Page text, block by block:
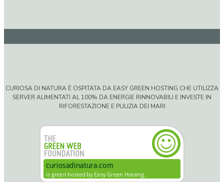
CURIOSA DI NATURA È OSPITATA DA EASY GREEN HOSTING CHE UTILIZZA
SERVER ALIMENTATI AL 100% DA ENERGIE RINNOVABILI E INVESTE IN
RIFORESTAZIONE E PULIZIA DEI MARI